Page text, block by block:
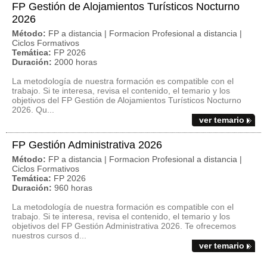
FP Gestión de Alojamientos Turísticos Nocturno
2026
Método: FP a distancia | Formacion Profesional a distancia |
Ciclos Formativos
Temática: FP 2026
Duración: 2000 horas
La metodología de nuestra formación es compatible con el
trabajo. Si te interesa, revisa el contenido, el temario y los
objetivos del FP Gestión de Alojamientos Turísticos Nocturno
2026. Qu...
ver temario
FP Gestión Administrativa 2026
Método: FP a distancia | Formacion Profesional a distancia |
Ciclos Formativos
Temática: FP 2026
Duración: 960 horas
La metodología de nuestra formación es compatible con el
trabajo. Si te interesa, revisa el contenido, el temario y los
objetivos del FP Gestión Administrativa 2026. Te ofrecemos
nuestros cursos d...
ver temario